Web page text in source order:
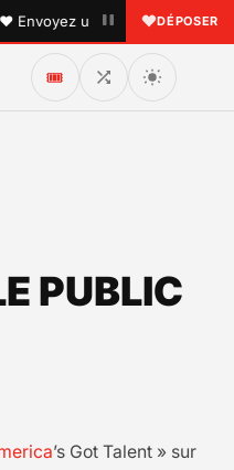
une dédicace à quelqu'un
DÉPOSER
🎟️
PUBLIC
’s Got Talent » sur